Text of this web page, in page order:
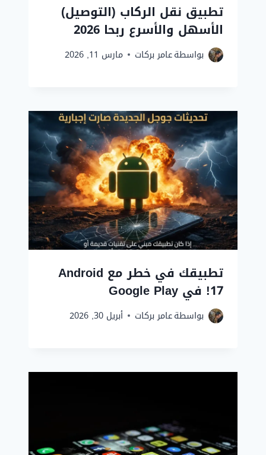
تطبيق نقل الركاب (التوصيل)
الأسهل والأسرع ربحا 2026
بواسطةعامر بركات مارس 11, 2026
تطبيقك في خطر مع Android
17! في Google Play
بواسطةعامر بركات أبريل 30, 2026